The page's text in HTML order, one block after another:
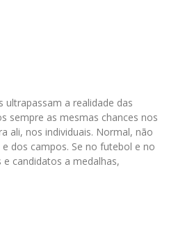
a realidade das
sempre as mesmas chances nos
ali, nos individuais. Normal, não
dos campos. Se no futebol e no
candidatos a medalhas,